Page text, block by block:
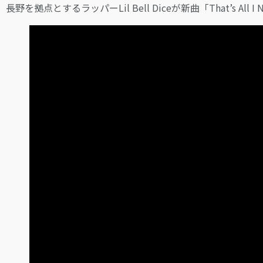
長野を拠点とするラッパーLil Bell Diceが新曲「That’s All I